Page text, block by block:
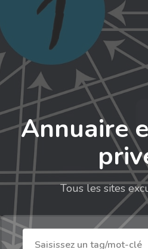
Annuaire
Tous les sites